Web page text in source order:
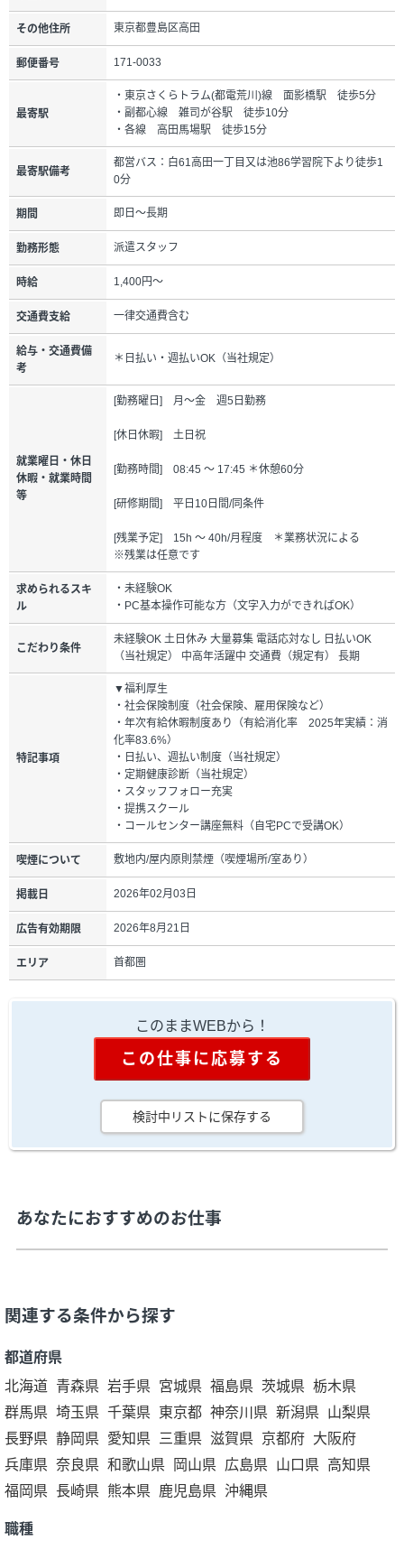
その他住所 東京都豊島区高田
郵便番号 171-0033
最寄駅
・東京さくらトラム(都電荒川)線 面影橋駅 徒歩5分
・副都心線 雑司が谷駅 徒歩10分
・各線 高田馬場駅 徒歩15分
最寄駅備考
都営バス：白61高田一丁目又は池86学習院下より徒歩1
0分
期間 即日～長期
勤務形態 派遣スタッフ
時給 1,400円～
交通費支給 一律交通費含む
給与・交通費備
考
＊日払い・週払いOK（当社規定）
就業曜日・休日
休暇・就業時間
等
[勤務曜日] 月～金 週5日勤務
[休日休暇] 土日祝
[勤務時間] 08:45 ～ 17:45 ＊休憩60分
[研修期間] 平日10日間/同条件
[残業予定] 15h ～ 40h/月程度 ＊業務状況による
※残業は任意です
求められるスキ
ル
・未経験OK
・PC基本操作可能な方（文字入力ができればOK）
こだわり条件
未経験OK 土日休み 大量募集 電話応対なし 日払いOK
（当社規定） 中高年活躍中 交通費（規定有） 長期
特記事項
▼福利厚生
・社会保険制度（社会保険、雇用保険など）
・年次有給休暇制度あり（有給消化率 2025年実績：消
化率83.6%）
・日払い、週払い制度（当社規定）
・定期健康診断（当社規定）
・スタッフフォロー充実
・提携スクール
・コールセンター講座無料（自宅PCで受講OK）
喫煙について 敷地内/屋内原則禁煙（喫煙場所/室あり）
掲載日 2026年02月03日
広告有効期限 2026年8月21日
エリア 首都圏
このままWEBから！
この仕事に応募する
検討中リストに保存する
あなたにおすすめのお仕事
関連する条件から探す
都道府県
北海道 青森県 岩手県 宮城県 福島県 茨城県 栃木県
群馬県 埼玉県 千葉県 東京都 神奈川県 新潟県 山梨県
長野県 静岡県 愛知県 三重県 滋賀県 京都府 大阪府
兵庫県 奈良県 和歌山県 岡山県 広島県 山口県 高知県
福岡県 長崎県 熊本県 鹿児島県 沖縄県
職種